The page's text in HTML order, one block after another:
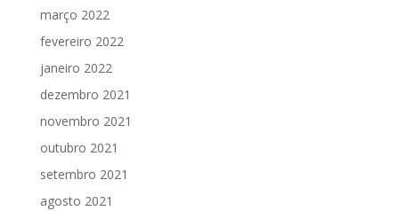
março 2022
fevereiro 2022
janeiro 2022
dezembro 2021
novembro 2021
outubro 2021
setembro 2021
agosto 2021